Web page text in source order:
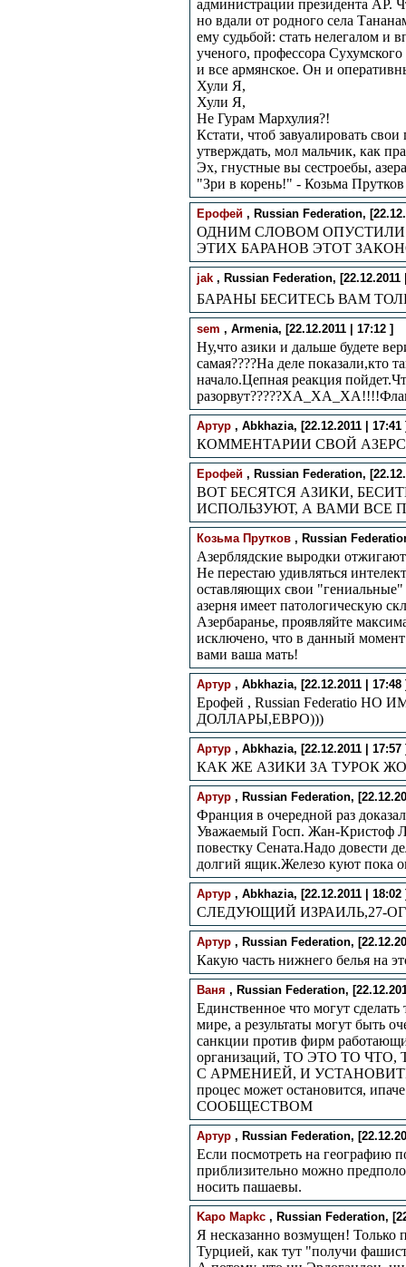
администрации президента АР.
но вдали от родного села
ему судьбой: стать нелегалом и
ученого, профессора
и все армянское. Он и
Хули Я,
Хули Я,
Не Гурам Мархулия?!
Кстати, чтоб завуалировать
утверждать, мол мальчик, как
Эх, гнустные вы сестроебы,
"Зри в корень!" - Козьма Прутков
Ерофей , Russian Federation,
ОДНИМ СЛОВОМ ОПУСТИЛИ
ЭТИХ БАРАНОВ ЭТОТ
jak , Russian Federation, [22.12.2011
БАРАНЫ БЕСИТЕСЬ ВАМ
sem , Armenia, [22.12.2011 | 17:12 ]
Ну,что азики и дальше будете
самая????На деле показали,кто
начало.Цепная реакция
Артур , Abkhazia, [22.12.2011 | 17:41
КОММЕНТАРИИ СВОЙ
Ерофей , Russian Federation,
ВОТ БЕСЯТСЯ АЗИКИ,
ИСПОЛЬЗУЮТ, А ВАМИ ВСЕ
Козьма Прутков , Russian
Азерблядские выродки
Не перестаю удивляться
оставляющих свои "гениальные"
азерня имеет патологическую
Азербаранье, проявляйте
исключено, что в данный момент
вами ваша мать!
Артур , Abkhazia, [22.12.2011 | 17:48
Ерофей , Russian Federatio
ДОЛЛАРЫ,ЕВРО)))
Артур , Abkhazia, [22.12.2011 | 17:57
КАК ЖЕ АЗИКИ ЗА ТУРОК
Артур , Russian Federation,
Франция в очередной раз
Уважаемый Госп. Жан-Кристоф
повестку Сената.Надо довести
долгий ящик.Железо куют пока
Артур , Abkhazia, [22.12.2011 | 18:02
СЛЕДУЮЩИЙ ИЗРАИЛЬ,27-
Артур , Russian Federation,
Какую часть нижнего белья на
Ваня , Russian Federation,
Единственное что могут
мире, а результаты могут быть
санкции против фирм
организаций, ТО ЭТО ТО
С АРМЕНИЕЙ, И
процес может остановится,
СООБЩЕСТВОМ
Артур , Russian Federation,
Если посмотреть на географию
приблизительно можно
носить пашаевы.
Kapo Mapkc , Russian Federation,
Я несказанно возмущен! Только
Турцией, как тут "получи